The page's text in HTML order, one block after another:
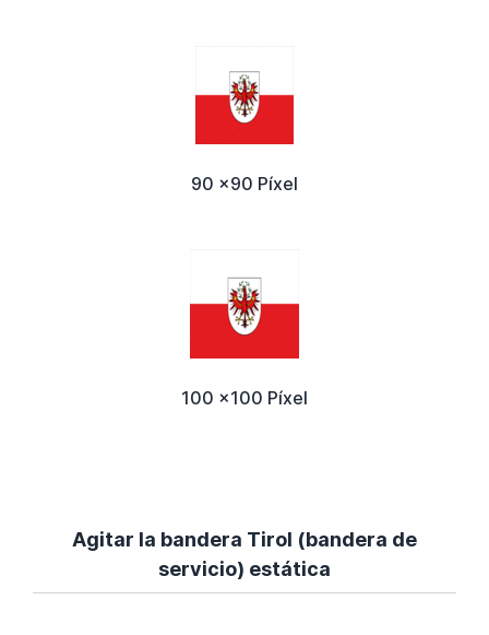
90 x90 Píxel
100 x100 Píxel
Agitar la bandera Tirol (bandera de
servicio) estática